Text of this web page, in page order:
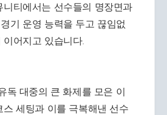
니티에서는 선수들의 명장면과
기 운영 능력을 두고 끊임없
어지고 있습니다.
독 대중의 큰 화제를 모은 이
스 세팅과 이를 극복해낸 선수